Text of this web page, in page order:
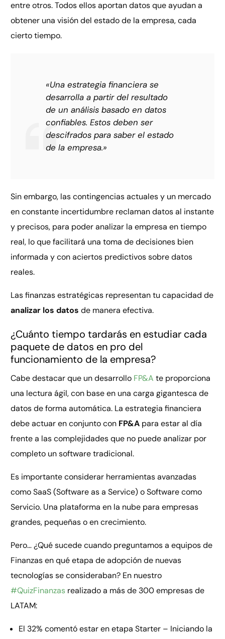
entre otros. Todos ellos aportan datos que ayudan a
obtener una visión del estado de la empresa, cada
cierto tiempo.
«Una estrategia financiera se
desarrolla a partir del resultado
de un análisis basado en datos
confiables. Estos deben ser
descifrados para saber el estado
de la empresa.»
Sin embargo, las contingencias actuales y un mercado
en constante incertidumbre reclaman datos al instante
y precisos, para poder analizar la empresa en tiempo
real, lo que facilitará una toma de decisiones bien
informada y con aciertos predictivos sobre datos
reales.
Las finanzas estratégicas representan tu capacidad de
analizar los datos de manera efectiva.
¿Cuánto tiempo tardarás en estudiar cada
paquete de datos en pro del
funcionamiento de la empresa?
Cabe destacar que un desarrollo FP&A te proporciona
una lectura ágil, con base en una carga gigantesca de
datos de forma automática. La estrategia financiera
debe actuar en conjunto con FP&A para estar al día
frente a las complejidades que no puede analizar por
completo un software tradicional.
Es importante considerar herramientas avanzadas
como SaaS (Software as a Service) o Software como
Servicio. Una plataforma en la nube para empresas
grandes, pequeñas o en crecimiento.
Pero… ¿Qué sucede cuando preguntamos a equipos de
Finanzas en qué etapa de adopción de nuevas
tecnologías se consideraban? En nuestro
#QuizFinanzas realizado a más de 300 empresas de
LATAM:
El 32% comentó estar en etapa Starter – Iniciando la